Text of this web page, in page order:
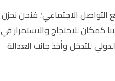
الاجتماعي؛ فنحن نحزن
كمكان للاحتجاج والاستمرار في
للتدخل وأخذ جانب العدالة